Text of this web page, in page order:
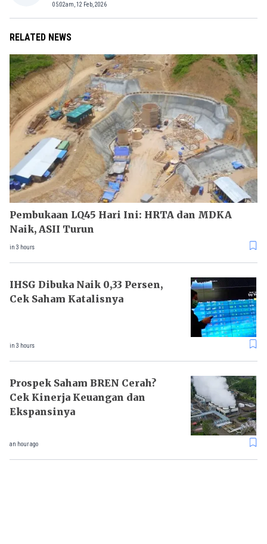
05:02am, 12 Feb, 2026
RELATED NEWS
Pembukaan LQ45 Hari Ini: HRTA dan MDKA
Naik, ASII Turun
in 3 hours
IHSG Dibuka Naik 0,33 Persen,
Cek Saham Katalisnya
in 3 hours
Prospek Saham BREN Cerah?
Cek Kinerja Keuangan dan
Ekspansinya
an hour ago